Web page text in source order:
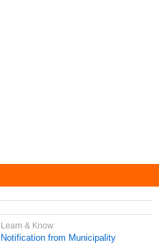
Learn & Know
Notification from Municipality